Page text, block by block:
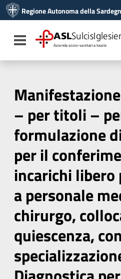
Vai al menu di navigazione
Vai al footer
Regione Autonoma della
Toggle navigation
ASL
Azienda socio-sanitaria locale
– per titoli –
formulazione
per il
incarichi
a personale
chirurgo,
quiescenza, con